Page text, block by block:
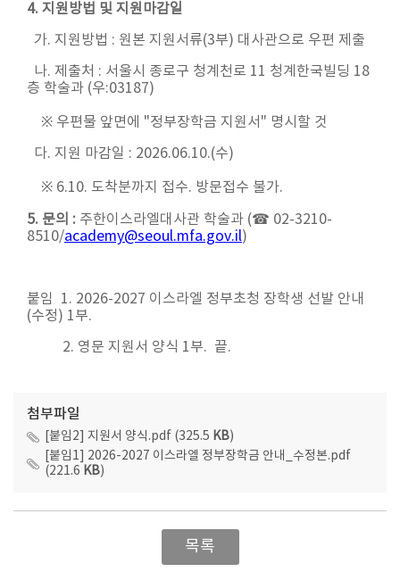
4. 지원방법 및 지원마감일
가. 지원방법 : 원본 지원서류(3부) 대사관으로 우편 제출
나. 제출처 : 서울시 종로구 청계천로 11 청계한국빌딩 18
층 학술과 (우:03187)
※ 우편물 앞면에 "정부장학금 지원서" 명시할 것
다. 지원 마감일 : 2026.06.10.(수)
※ 6.10. 도착분까지 접수. 방문접수 불가.
5. 문의 : 주한이스라엘대사관 학술과 (☎ 02-3210-
8510/academy@seoul.mfa.gov.il)
붙임 1. 2026-2027 이스라엘 정부초청 장학생 선발 안내
(수정) 1부.
2. 영문 지원서 양식 1부. 끝.
첨부파일
[붙임2] 지원서 양식.pdf (325.5 KB)
[붙임1] 2026-2027 이스라엘 정부장학금 안내_수정본.pdf
(221.6 KB)
목록